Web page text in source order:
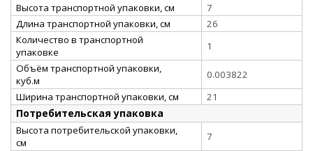
Высота транспортной упаковки, см
7
Длина транспортной упаковки, см
26
Количество в транспортной
упаковке
1
Объём транспортной упаковки,
куб.м
0.003822
Ширина транспортной упаковки, см
21
Потребительская упаковка
Высота потребительской упаковки,
см
7